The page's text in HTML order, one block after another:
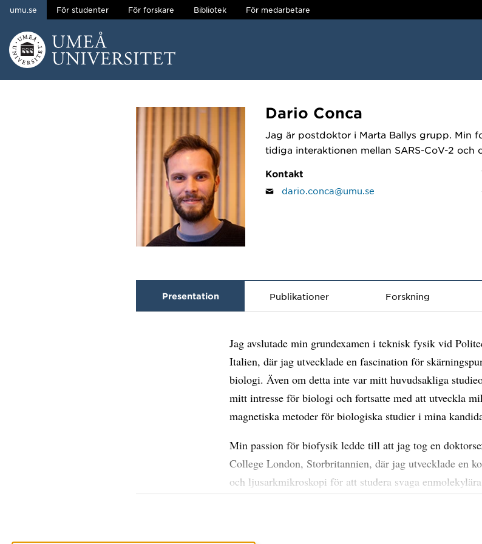
Hoppa direkt till innehållet
umu.se För studenter För forskare Bibliotek För medarbetare
Dario Conca
Jag är postdoktor i Marta Ballys grupp. Min
tidiga interaktionen mellan SARS-CoV-2 och
Kontakt
dario.conca@umu.se
Presentation Publikationer Forskning
Jag avslutade min grundexamen i teknisk fysik vid
Italien, där jag utvecklade en fascination för
biologi. Även om detta inte var mitt huvudsakliga
mitt intresse för biologi och fortsatte med att utveckla
magnetiska metoder för biologiska studier i mina
Min passion för biofysik ledde till att jag tog en
College London, Storbritannien, där jag utvecklade en
och ljusarkmikroskopi för att studera svaga